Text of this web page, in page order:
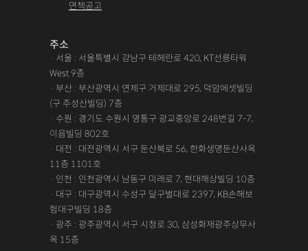
면책공고
주소
· 서울 : 서울특별시 강남구 테헤란로 420, KT선릉타워
West 9층
· 부산 : 부산광역시 연제구 거제대로 295, 덕암에셋빌딩
(구 주성산빌딩) 7층
· 수원 : 경기도 수원시 영통구 광교중앙로 248번길 7-7,
이음빌딩 802호
· 대전 : 대전광역시 서구 둔산북로 56, 한화생명둔산사옥
11층 1101호
· 인천 : 인천광역시 남동구 미래로 7, 현대해상빌딩 10층
· 대구 : 대구광역시 수성구 달구벌대로 2397, KB손해보
험대구빌딩 18층
· 광주 : 광주광역시 서구 시청로 30, 삼성화재광주상무사
옥 15층